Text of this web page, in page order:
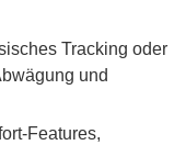
Tracking oder
und
Features,